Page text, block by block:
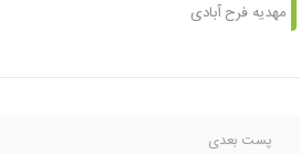
مهدیه فرح آبادی
پست بعدی